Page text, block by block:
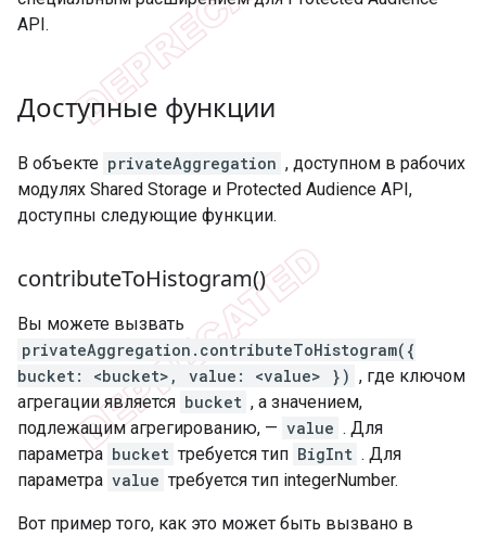
API.
Доступные функции
В объекте privateAggregation , доступном в рабочих
модулях Shared Storage и Protected Audience API,
доступны следующие функции.
contributeToHistogram()
Вы можете вызвать
privateAggregation.contributeToHistogram({
bucket: <bucket>, value: <value> }) , где ключом
агрегации является bucket , а значением,
подлежащим агрегированию, — value . Для
параметра bucket требуется тип BigInt . Для
параметра value требуется тип integerNumber.
Вот пример того, как это может быть вызвано в